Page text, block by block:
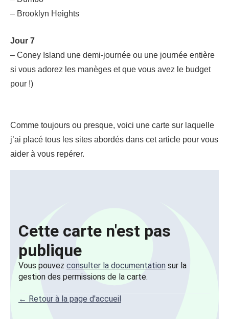
– Brooklyn Heights
Jour 7
– Coney Island une demi-journée ou une journée entière
si vous adorez les manèges et que vous avez le budget
pour !)
Comme toujours ou presque, voici une carte sur laquelle
j’ai placé tous les sites abordés dans cet article pour vous
aider à vous repérer.